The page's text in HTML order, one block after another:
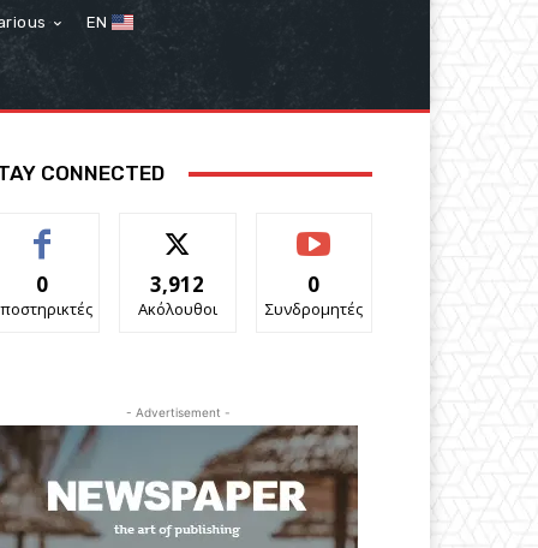
EN
CONNECTED
0 3,912
Ακόλουθοι
0
Συνδρομητές
- Advertisement -